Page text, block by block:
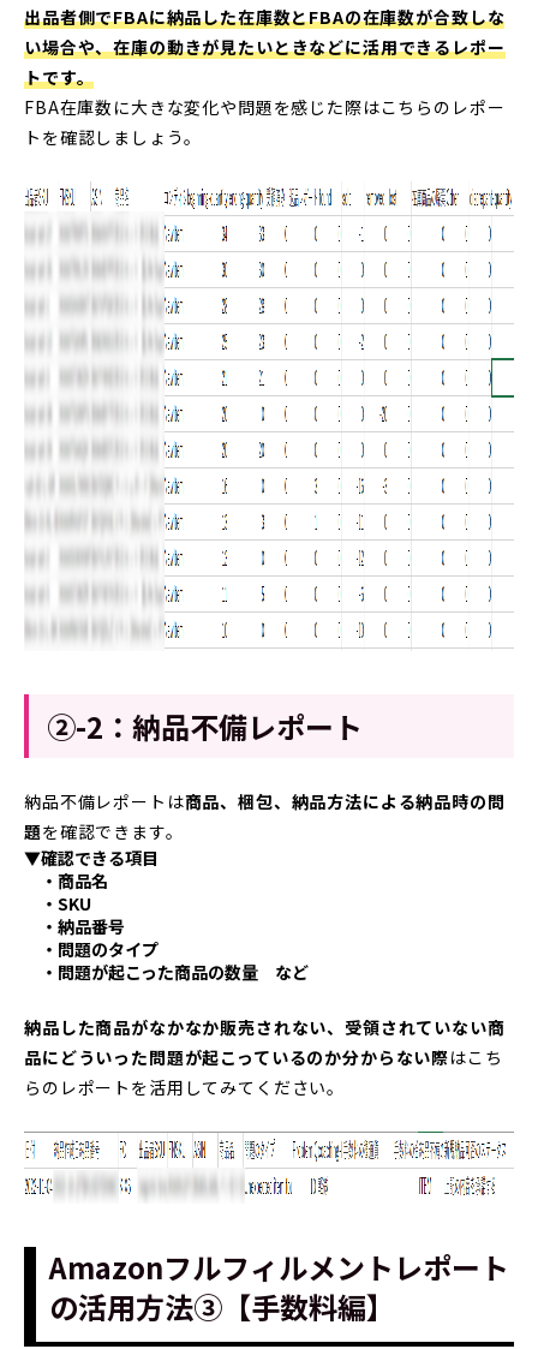
出品者側でFBAに納品した在庫数とFBAの在庫数が合致しな
い場合や、在庫の動きが見たいときなどに活用できるレポー
トです。
FBA在庫数に大きな変化や問題を感じた際はこちらのレポー
トを確認しましょう。
②-2：納品不備レポート
納品不備レポートは商品、梱包、納品方法による納品時の問
題を確認できます。
▼確認できる項目
・商品名
・SKU
・納品番号
・問題のタイプ
・問題が起こった商品の数量 など
納品した商品がなかなか販売されない、受領されていない商
品にどういった問題が起こっているのか分からない際はこち
らのレポートを活用してみてください。
Amazonフルフィルメントレポート
の活用方法③【手数料編】